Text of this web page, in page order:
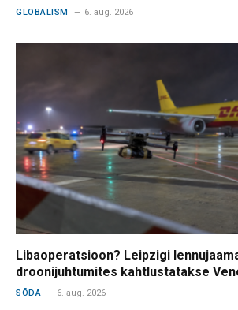
GLOBALISM 6. aug. 2026
Libaoperatsioon? Leipzigi
droonijuhtumites kahtlustatakse
SÕDA 6. aug. 2026